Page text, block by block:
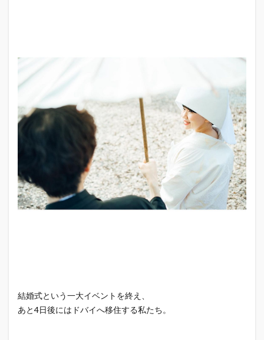
結婚式という一大イベントを終え、
あと4日後にはドバイへ移住する私たち。